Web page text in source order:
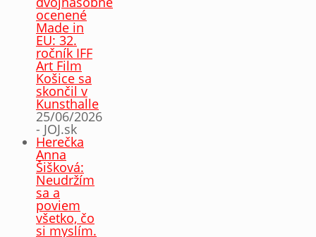
ocenené
Made in
EU: 32.
ročník IFF
Art Film
Košice sa
skončil v
Kunsthalle
25/06/2026
- JOJ.sk
Herečka
Anna
Šišková:
Neudržím
sa a
poviem
všetko, čo
si myslím.